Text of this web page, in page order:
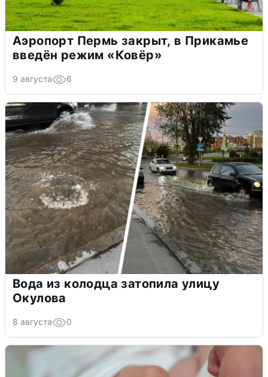
Аэропорт Пермь закрыт, в Прикамье
введён режим «Ковёр»
9 августа 6
Вода из колодца затопила улицу
Окулова
8 августа 0